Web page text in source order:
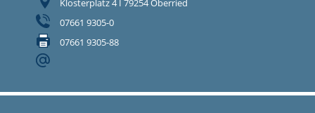
Klosterplatz 4 I 79254 Oberried
07661 9305-0
07661 9305-88